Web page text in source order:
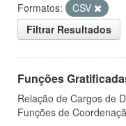
Formatos:
CSV
Filtrar Resultados
Funções
Relação de Cargos de
Funções de